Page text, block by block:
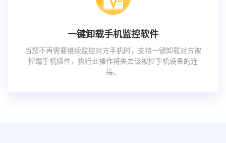
一键卸载手机监控软件
当您不再需要继续监控对方手机时，支持一键卸载对方被
控端手机插件，执行此操作将失去该被控手机设备的连
接。